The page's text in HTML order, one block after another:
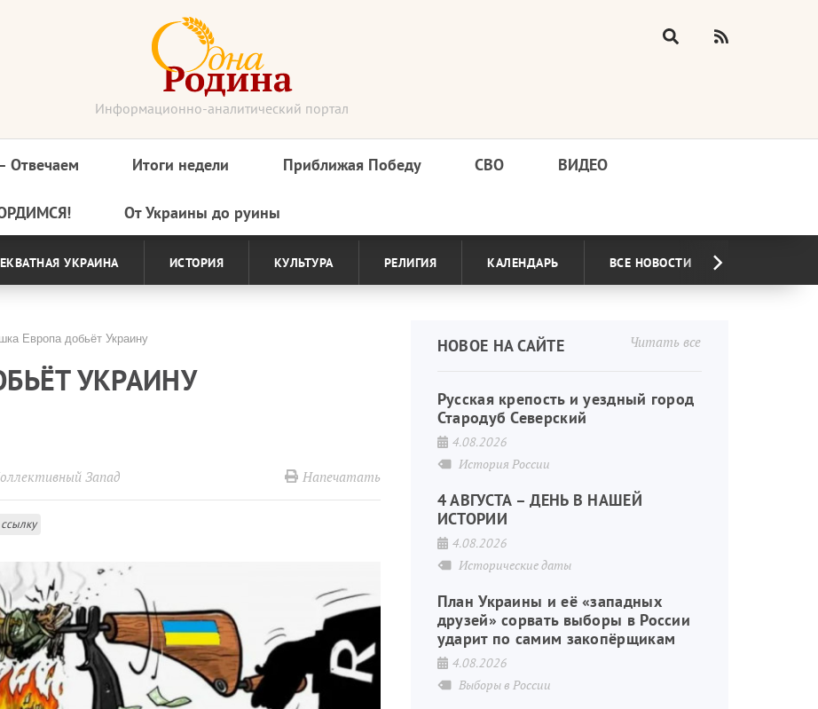
Информационно-аналитический портал
Отвечаем Итоги недели Приближая Победу СВО ВИДЕО
От Украины до руины
УКРАИНА ИСТОРИЯ КУЛЬТУРА РЕЛИГИЯ КАЛЕНДАРЬ ВСЕ НОВОСТИ
Европа добьёт Украину
УКРАИНУ
Запад Напечатать
Читать все
НОВОЕ НА САЙТЕ
Русская крепость и уездный город
Стародуб Северский
4.08.2026
История России
4 АВГУСТА – ДЕНЬ В НАШЕЙ
ИСТОРИИ
4.08.2026
Исторические даты
План Украины и её «западных
друзей» сорвать выборы в России
ударит по самим закопёрщикам
4.08.2026
Выборы в России